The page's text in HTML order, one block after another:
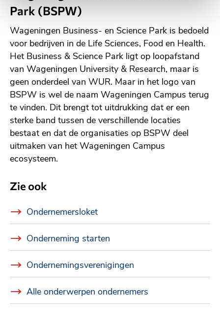
Park (BSPW)
Wageningen Business- en Science Park is bedoeld
voor bedrijven in de Life Sciences, Food en Health.
Het Business & Science Park ligt op loopafstand
van Wageningen University & Research, maar is
geen onderdeel van WUR. Maar in het logo van
BSPW is wel de naam Wageningen Campus terug
te vinden. Dit brengt tot uitdrukking dat er een
sterke band tussen de verschillende locaties
bestaat en dat de organisaties op BSPW deel
uitmaken van het Wageningen Campus
ecosysteem.
Zie ook
Ondernemersloket
Onderneming starten
Ondernemingsverenigingen
Alle onderwerpen ondernemers